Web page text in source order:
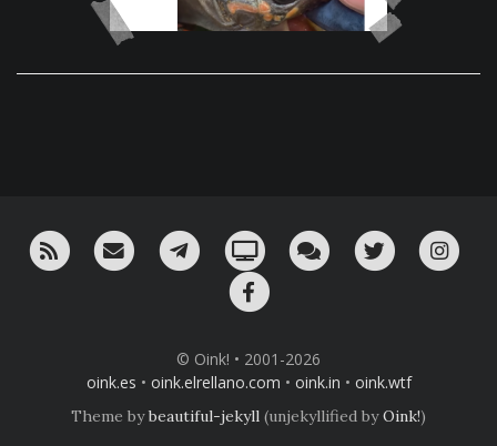
RSS ¡Mándame un email!¡Nuestro canal en Telegram!
Oink! TV Charla con nosotros
Twitter
© Oink! • 2001-2026
oink.es • oink.elrellano.com • oink.in • oink.wtf
Theme bybeautiful-jekyll (unjekyllified byOink!)